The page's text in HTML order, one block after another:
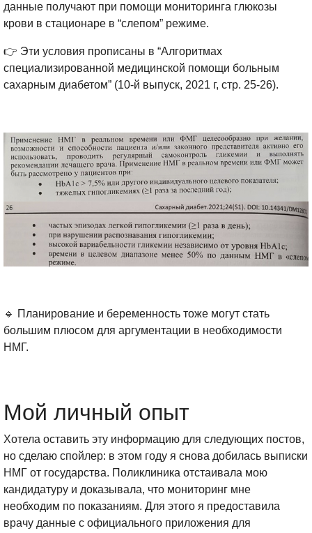
данные получают при помощи мониторинга глюкозы
крови в стационаре в “слепом” режиме.
👉 Эти условия прописаны в “Алгоритмах
специализированной медицинской помощи больным
сахарным диабетом” (10-й выпуск, 2021 г, стр. 25-26).
🔹 Планирование и беременность тоже могут стать
большим плюсом для аргументации в необходимости
НМГ.
Мой личный опыт
Хотела оставить эту информацию для следующих постов,
но сделаю спойлер: в этом году я снова добилась выписки
НМГ от государства. Поликлиника отстаивала мою
кандидатуру и доказывала, что мониторинг мне
необходим по показаниям. Для этого я предоставила
врачу данные с официального приложения для